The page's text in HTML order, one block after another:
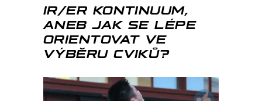
IR/ER KONTINUUM,
ANEB JAK SE LÉPE
ORIENTOVAT VE
VÝBĚRU CVIKŮ?